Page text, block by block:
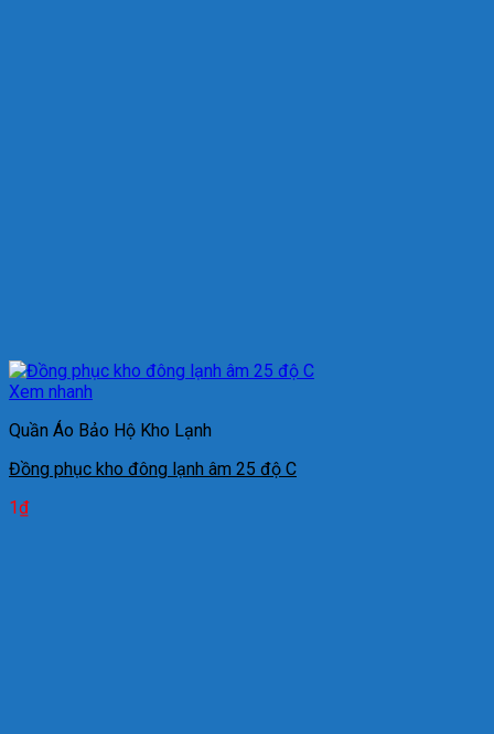
Xem nhanh
Quần Áo Bảo Hộ Kho Lạnh
Đồng phục kho đông lạnh âm 25 độ C
1₫